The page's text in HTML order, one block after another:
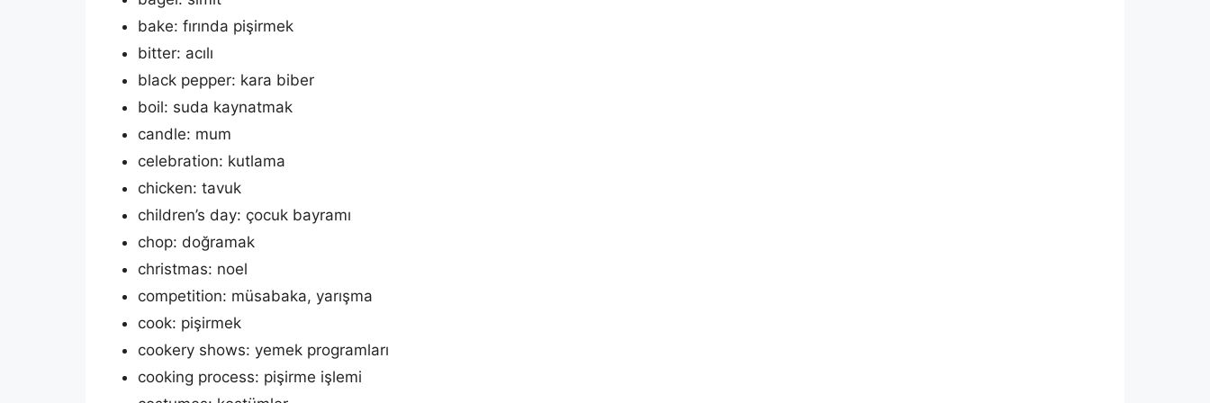
bake: fırında pişirmek
bitter: acılı
black pepper: kara biber
boil: suda kaynatmak
candle: mum
celebration: kutlama
chicken: tavuk
children’s day: çocuk bayramı
chop: doğramak
christmas: noel
competition: müsabaka, yarışma
cook: pişirmek
cookery shows: yemek programları
cooking process: pişirme işlemi